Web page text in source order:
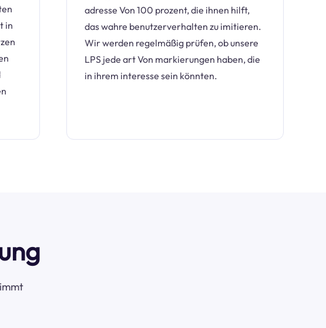
in
adresse Von 100 prozent, die ihnen hilft,
das wahre benutzerverhalten zu imitieren.
Wir werden regelmäßig prüfen, ob unsere
LPS jede art Von markierungen haben, die
in ihrem interesse sein könnten.